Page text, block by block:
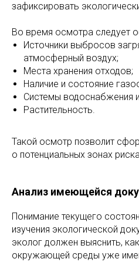
зафиксировать
Во время осмотра следует
Источники выбросов
атмосферный воздух;
Места хранения отходов;
Наличие и состояние
Системы водоснабжения
Растительность.
Такой осмотр позволит
о потенциальных зонах
Анализ имеющейся
Понимание текущего
изучения экологической
эколог должен выяснить,
окружающей среды уже